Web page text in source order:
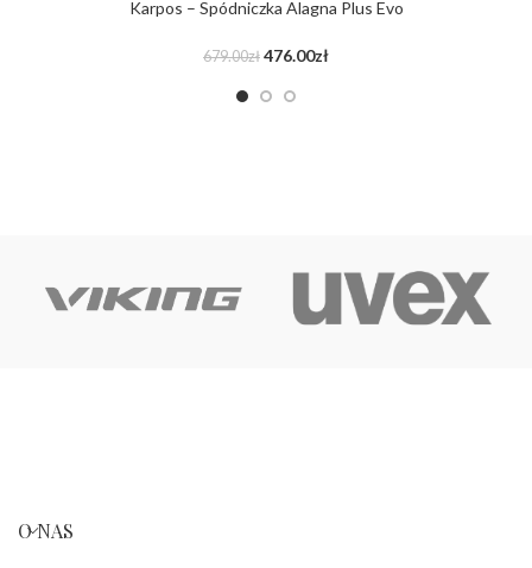
Karpos – Spódniczka Alagna Plus Evo
679.00zł 476.00zł
O NAS